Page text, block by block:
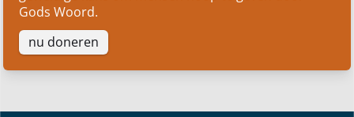
Gods Woord.
nu doneren